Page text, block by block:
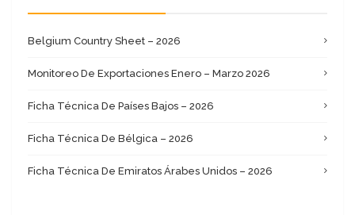
Belgium Country Sheet – 2026
Monitoreo De Exportaciones Enero – Marzo 2026
Ficha Técnica De Países Bajos – 2026
Ficha Técnica De Bélgica – 2026
Ficha Técnica De Emiratos Árabes Unidos – 2026